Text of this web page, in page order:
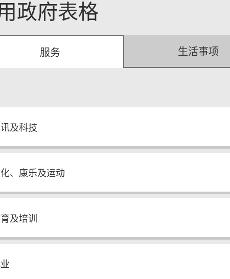
政府表格
服务 生活事项
及科技
、康乐及运动
及培训